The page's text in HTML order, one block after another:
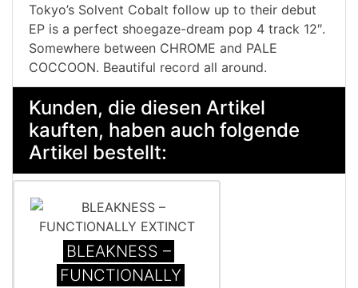
Tokyo’s Solvent Cobalt follow up to their debut
EP is a perfect shoegaze-dream pop 4 track 12″.
Somewhere between CHROME and PALE
COCCOON. Beautiful record all around.
Kunden, die diesen Artikel
kauften, haben auch folgende
Artikel bestellt:
BLEAKNESS –
FUNCTIONALLY